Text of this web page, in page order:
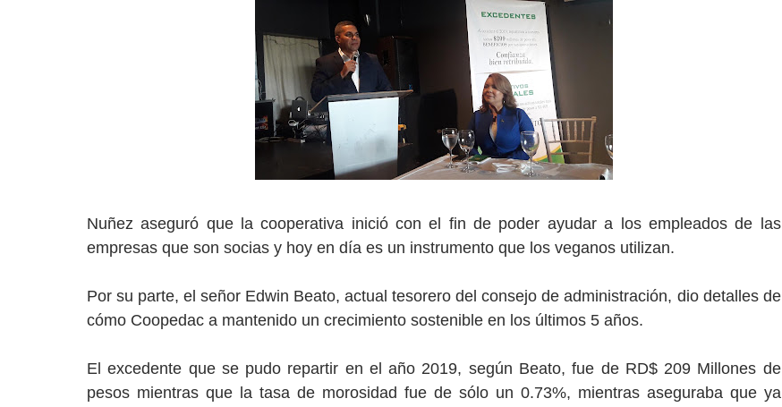
Nuñez aseguró que la cooperativa inició con el fin de poder ayudar a los empleados de las
empresas que son socias y hoy en día es un instrumento que los veganos utilizan.
Por su parte, el señor Edwin Beato, actual tesorero del consejo de administración, dio detalles de
cómo Coopedac a mantenido un crecimiento sostenible en los últimos 5 años.
El excedente que se pudo repartir en el año 2019, según Beato, fue de RD$ 209 Millones de
pesos mientras que la tasa de morosidad fue de sólo un 0.73%, mientras aseguraba que ya